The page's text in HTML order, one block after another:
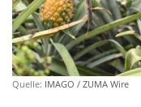
Quelle: IMAGO / ZUMA Wire